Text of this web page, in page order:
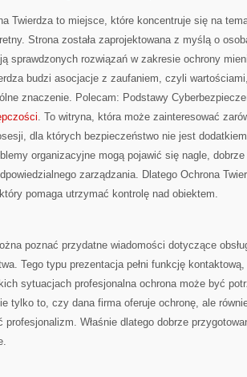
Twierdza to miejsce, które koncentruje się na
Strona została zaprojektowana z myślą o
sprawdzonych rozwiązań w zakresie ochrony
budzi asocjacje z zaufaniem, czyli
znaczenie. Polecam: Podstawy
. To witryna, która może zainteresować
dla których bezpieczeństwo nie jest
organizacyjne mogą pojawić się nagle,
zarządzania. Dlatego Ochrona
pomaga utrzymać kontrolę nad obiektem.
poznać przydatne wiadomości dotyczące
Tego typu prezentacja pełni funkcję
sytuacjach profesjonalna ochrona może być
tylko to, czy dana firma oferuje ochronę, ale
profesjonalizm. Właśnie dlatego dobrze